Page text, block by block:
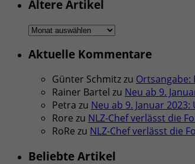
Ältere Artikel
Ältere
Aktuelle Kommentare
Günter Schmitzzu Ortsangabe:
Rainer Bartel zu Neu ab 9.
Petra zu Neu ab 9. Januar
Rore zu NLZ-Chef verlässt die
RoRe zu NLZ-Chef verlässt die
Beliebte Artikel